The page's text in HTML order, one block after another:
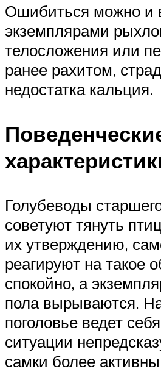
Ошибиться можно и
экземплярами
телосложения или
ранее рахитом,
недостатка кальция.
Голубеводы
советуют тянуть
их утверждению,
реагируют на такое
спокойно, а
пола вырываются.
поголовье ведет
ситуации
самки более